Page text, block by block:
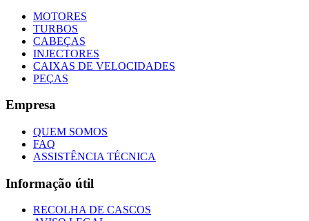
MOTORES
TURBOS
CABEÇAS
INJECTORES
CAIXAS DE VELOCIDADES
PEÇAS
Empresa
QUEM SOMOS
FAQ
ASSISTÊNCIA TÉCNICA
Informação útil
RECOLHA DE CASCOS